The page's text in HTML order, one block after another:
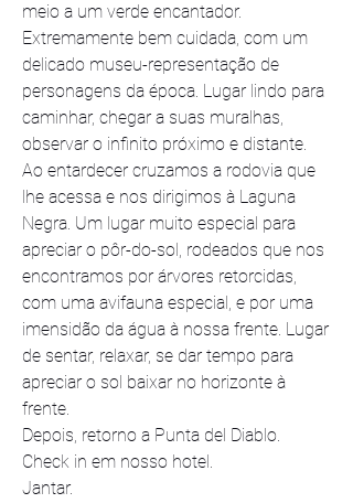
meio a um verde encantador.
Extremamente bem cuidada, com um
delicado museu-representação de
personagens da época. Lugar lindo para
caminhar, chegar a suas muralhas,
observar o infinito próximo e distante.
Ao entardecer cruzamos a rodovia que
lhe acessa e nos dirigimos à Laguna
Negra. Um lugar muito especial para
apreciar o pôr-do-sol, rodeados que nos
encontramos por árvores retorcidas,
com uma avifauna especial, e por uma
imensidão da água à nossa frente. Lugar
de sentar, relaxar, se dar tempo para
apreciar o sol baixar no horizonte à
frente.
Depois, retorno a Punta del Diablo.
Check in em nosso hotel.
Jantar.